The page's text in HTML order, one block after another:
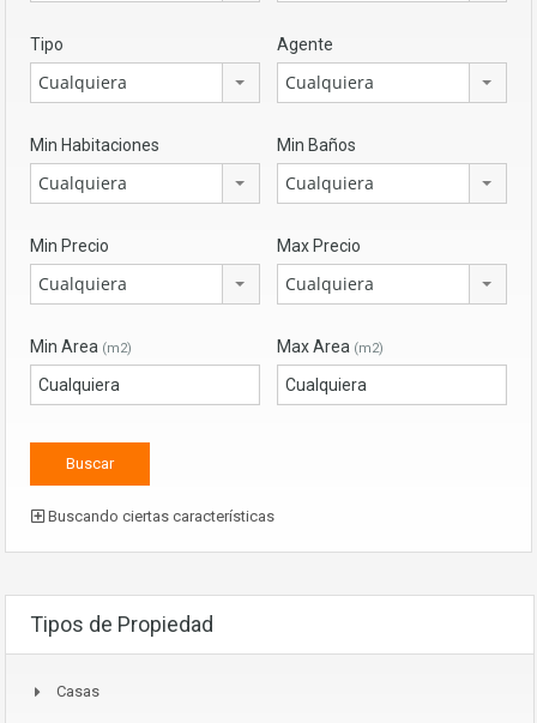
Tipo
Cualquiera
Agente
Cualquiera
Min Habitaciones
Cualquiera
Min Baños
Cualquiera
Min Precio
Cualquiera
Max Precio
Cualquiera
Min Area (m2) Max Area (m2)
Buscando ciertas características
Tipos de Propiedad
Casas